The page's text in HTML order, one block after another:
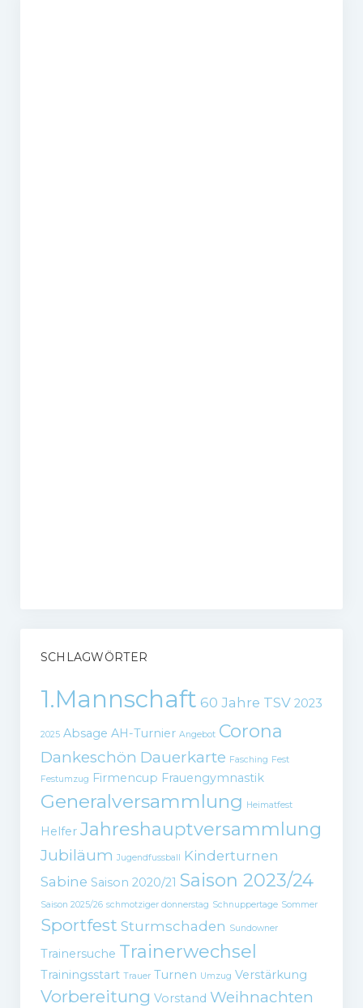
SCHLAGWÖRTER
1.Mannschaft 60 Jahre TSV 2023
2025 Absage AH-Turnier Angebot Corona
Dankeschön Dauerkarte Fasching Fest
Festumzug Firmencup Frauengymnastik
Generalversammlung Heimatfest
Helfer Jahreshauptversammlung
Jubiläum Jugendfussball
Kinderturnen
Sabine Saison 2020/21 Saison 2023/24
Saison 2025/26 schmotziger donnerstag Schnuppertage Sommer
Sportfest Sturmschaden Sundowner
Trainersuche Trainerwechsel
Trainingsstart Trauer Turnen Umzug Verstärkung
Vorbereitung Vorstand Weihnachten